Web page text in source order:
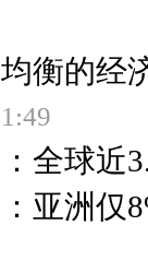
衡的经
全球近
亚洲仅